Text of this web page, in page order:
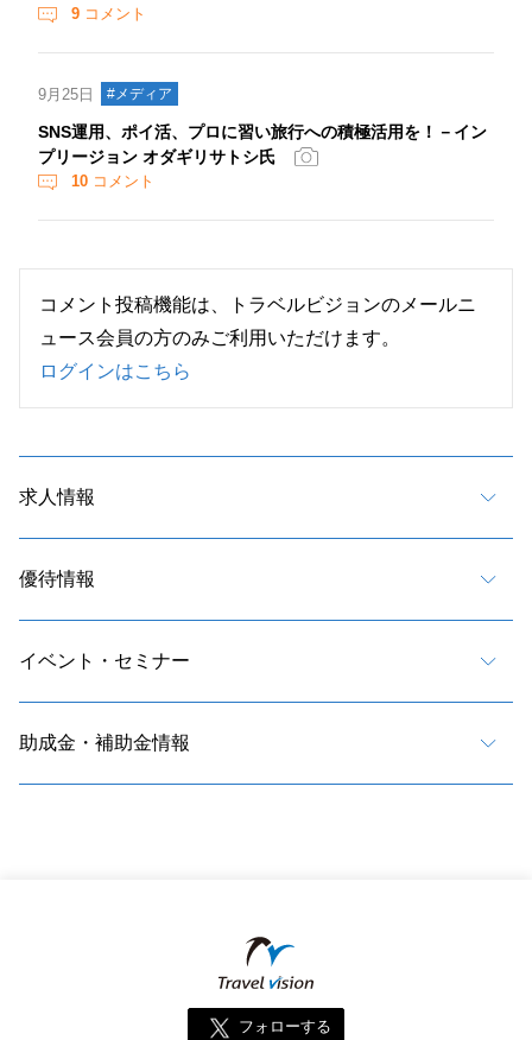
9 コメント
9月25日 #メディア
SNS運用、ポイ活、プロに習い旅行への積極活用を！－イン
プリージョン オダギリサトシ氏
10 コメント
コメント投稿機能は、トラベルビジョンのメールニ
ュース会員の方のみご利用いただけます。
ログインはこちら
求人情報
優待情報
イベント・セミナー
助成金・補助金情報
フォローする